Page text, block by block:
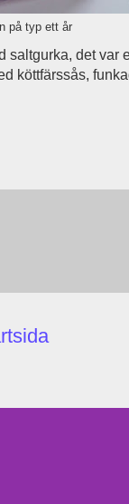
på typ ett år
saltgurka, det var
köttfärssås,